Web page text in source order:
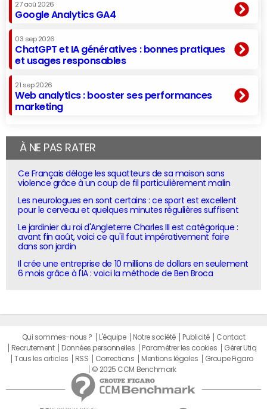
27 aoû 2026
Google Analytics GA4
03 sep 2026
ChatGPT et IA génératives : bonnes pratiques
et usages responsables
21 sep 2026
Web analytics : booster ses performances
marketing
À NE PAS RATER
Ce Français déloge les squatteurs de sa maison sans
violence grâce à un coup de fil particulièrement malin
Les neurologues en sont certains : ce sport est excellent
pour le cerveau et quelques minutes régulières suffisent
Le jardinier du roi d'Angleterre Charles III est catégorique :
avant fin août, voici ce qu'il faut impérativement faire
dans son jardin
Il crée une entreprise de 10 millions de dollars en seulement
6 mois grâce à l'IA : voici la méthode de Ben Broca
Qui sommes-nous ? L'équipe Notre société Publicité
Contact
Recrutement
Données personnelles Paramétrer les cookies
Gérer Utiq
Tous les articles
RSS Corrections Mentions légales
Groupe Figaro
© 2025 CCM Benchmark